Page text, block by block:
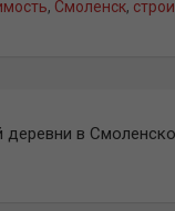
, Смоленск,
деревни в